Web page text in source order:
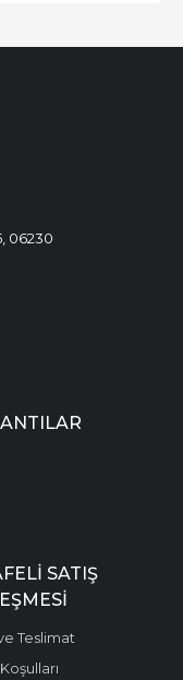
06230
SATIŞ
Teslimat